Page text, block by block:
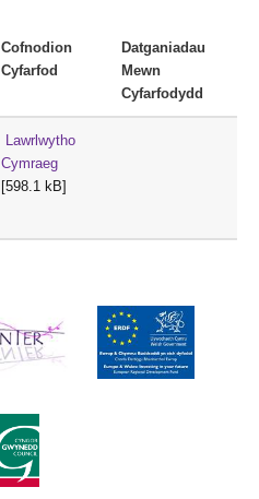
Cofnodion
Cyfarfod
Datganiadau
Mewn
Cyfarfodydd
Lawrlwytho
Cymraeg
[598.1 kB]